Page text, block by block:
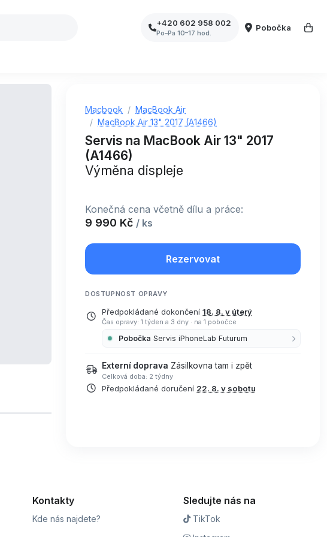
+420 602 958 002
Po–Pa 10–17 hod.
Pobočka
Macbook
MacBook Air
MacBook Air 13" 2017 (A1466)
Servis na MacBook Air 13" 2017
(A1466)
Výměna displeje
Konečná cena včetně dílu a práce:
9 990 Kč / ks
Rezervovat
DOSTUPNOST OPRAVY
Předpokládané dokončení 18. 8. v úterý
Čas opravy: 1 týden a 3 dny · na 1 pobočce
Pobočka Servis iPhoneLab Futurum
Externí doprava Zásilkovna tam i zpět
Celková doba: 2 týdny
Předpokládané doručení 22. 8. v sobotu
Kontakty
Kde nás najdete?
Sledujte nás na
TikTok